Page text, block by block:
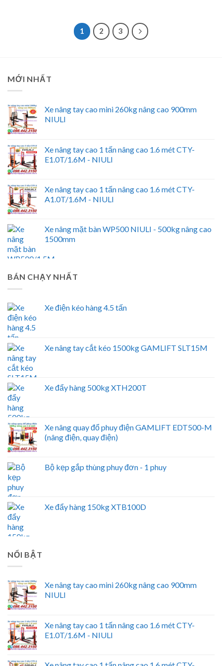
1 2 3
MỚI NHẤT
Xe nâng tay cao mini 260kg nâng cao 900mm
NIULI
Xe nâng tay cao 1 tấn nâng cao 1.6 mét CTY-
E1.0T/1.6M - NIULI
Xe nâng tay cao 1 tấn nâng cao 1.6 mét CTY-
A1.0T/1.6M - NIULI
Xe nâng mặt bàn WP500 NIULI - 500kg nâng cao
1500mm
BÁN CHẠY NHẤT
Xe điện kéo hàng 4.5 tấn
Xe nâng tay cắt kéo 1500kg GAMLIFT SLT15M
Xe đẩy hàng 500kg XTH200T
Xe nâng quay đổ phuy điện GAMLIFT EDT500-M
(nâng điện, quay điện)
Bộ kẹp gắp thùng phuy đơn - 1 phuy
Xe đẩy hàng 150kg XTB100D
NỔI BẬT
Xe nâng tay cao mini 260kg nâng cao 900mm
NIULI
Xe nâng tay cao 1 tấn nâng cao 1.6 mét CTY-
E1.0T/1.6M - NIULI